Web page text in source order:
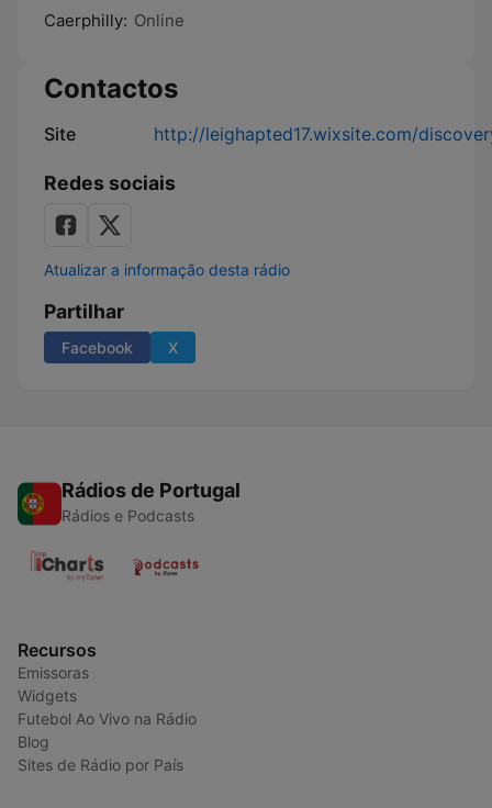
Caerphilly: Online
Contactos
Site http://leighapted17.wixsite.com/
Redes sociais
Atualizar a informação desta rádio
Partilhar
Facebook X
Rádios de Portugal
Rádios e Podcasts
Recursos
Emissoras
Widgets
Futebol Ao Vivo na Rádio
Blog
Sites de Rádio por País